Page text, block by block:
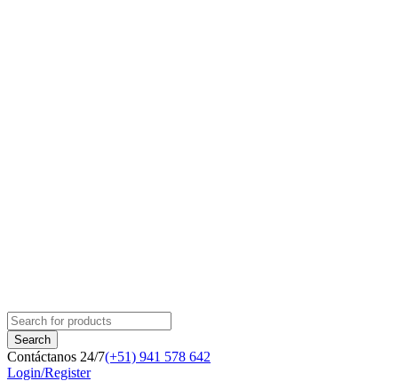
Contáctanos 24/7(+51) 941 578 642
Login/Register